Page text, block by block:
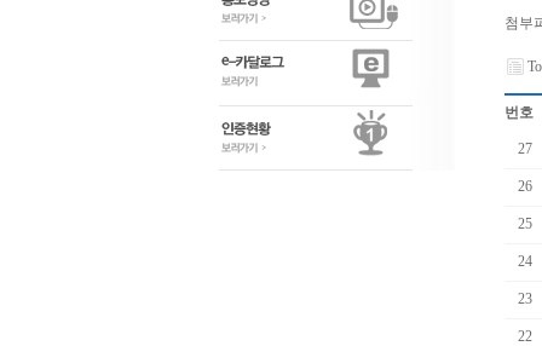
첨부
번호
27
26
25
24
23
22